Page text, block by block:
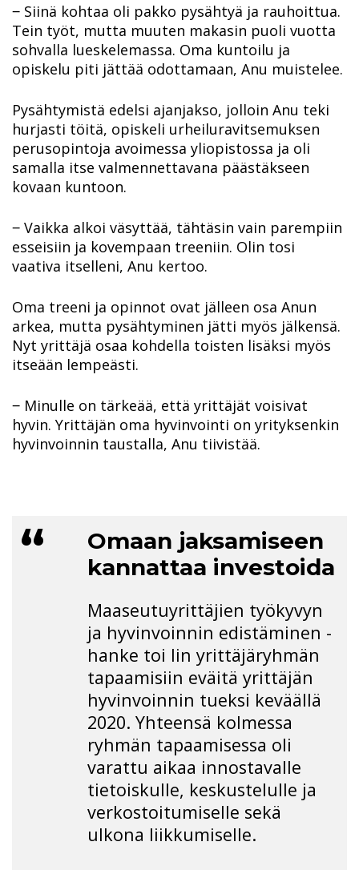
‒ Siinä kohtaa oli pakko pysähtyä ja rauhoittua.
Tein työt, mutta muuten makasin puoli vuotta
sohvalla lueskelemassa. Oma kuntoilu ja
opiskelu piti jättää odottamaan, Anu muistelee.
Pysähtymistä edelsi ajanjakso, jolloin Anu teki
hurjasti töitä, opiskeli urheiluravitsemuksen
perusopintoja avoimessa yliopistossa ja oli
samalla itse valmennettavana päästäkseen
kovaan kuntoon.
‒ Vaikka alkoi väsyttää, tähtäsin vain parempiin
esseisiin ja kovempaan treeniin. Olin tosi
vaativa itselleni, Anu kertoo.
Oma treeni ja opinnot ovat jälleen osa Anun
arkea, mutta pysähtyminen jätti myös jälkensä.
Nyt yrittäjä osaa kohdella toisten lisäksi myös
itseään lempeästi.
‒ Minulle on tärkeää, että yrittäjät voisivat
hyvin. Yrittäjän oma hyvinvointi on yrityksenkin
hyvinvoinnin taustalla, Anu tiivistää.
Omaan jaksamiseen
kannattaa investoida
Maaseutuyrittäjien työkyvyn
ja hyvinvoinnin edistäminen -
hanke toi Iin yrittäjäryhmän
tapaamisiin eväitä yrittäjän
hyvinvoinnin tueksi keväällä
2020. Yhteensä kolmessa
ryhmän tapaamisessa oli
varattu aikaa innostavalle
tietoiskulle, keskustelulle ja
verkostoitumiselle sekä
ulkona liikkumiselle.